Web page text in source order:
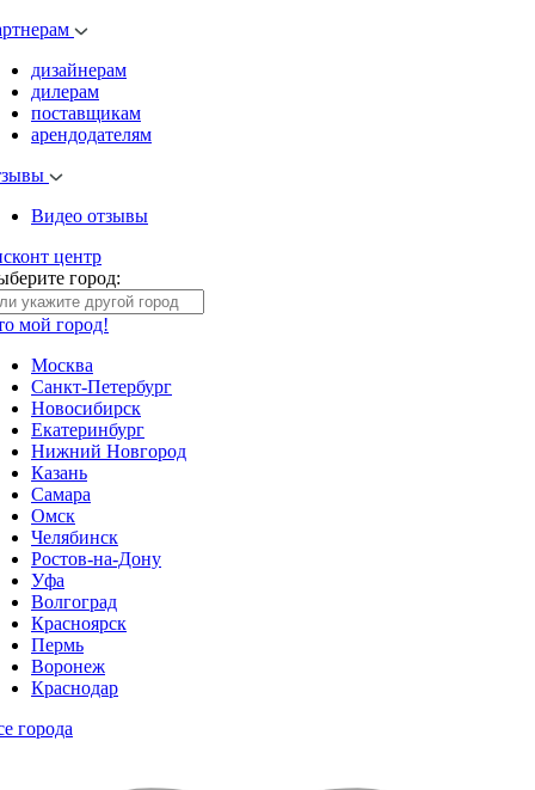
дизайнерам
дилерам
поставщикам
арендодателям
Видео отзывы
центр
город:
мой город!
Москва
Санкт-Петербург
Новосибирск
Екатеринбург
Нижний Новгород
Казань
Самара
Омск
Челябинск
Ростов-на-Дону
Уфа
Волгоград
Красноярск
Пермь
Воронеж
Краснодар
города